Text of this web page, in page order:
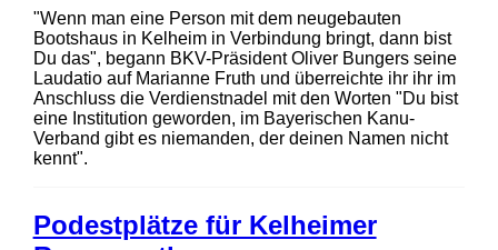
"Wenn man eine Person mit dem neugebauten
Bootshaus in Kelheim in Verbindung bringt, dann bist
Du das", begann BKV-Präsident Oliver Bungers seine
Laudatio auf Marianne Fruth und überreichte ihr ihr im
Anschluss die Verdienstnadel mit den Worten "Du bist
eine Institution geworden, im Bayerischen Kanu-
Verband gibt es niemanden, der deinen Namen nicht
kennt".
Podestplätze für Kelheimer